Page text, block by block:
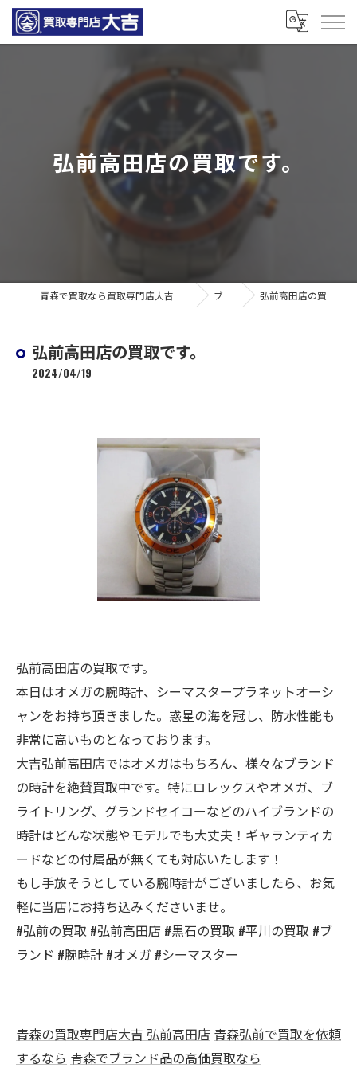
弘前高田店の買取です。
ブログ 弘前高田店の買取です。
弘前高田店の買取です。
2024/04/19
弘前高田店の買取です。
本日はオメガの腕時計、シーマスタープラネットオーシ
ャンをお持ち頂きました。惑星の海を冠し、防水性能も
非常に高いものとなっております。
大吉弘前高田店ではオメガはもちろん、様々なブランド
の時計を絶賛買取中です。特にロレックスやオメガ、ブ
ライトリング、グランドセイコーなどのハイブランドの
時計はどんな状態やモデルでも大丈夫！ギャランティカ
ードなどの付属品が無くても対応いたします！
もし手放そうとしている腕時計がございましたら、お気
軽に当店にお持ち込みくださいませ。
#弘前の買取 #弘前高田店 #黒石の買取 #平川の買取 #ブ
ランド #腕時計 #オメガ #シーマスター
青森の買取専門店大吉 弘前高田店 青森弘前で買取を依頼
するなら 青森でブランド品の高価買取なら